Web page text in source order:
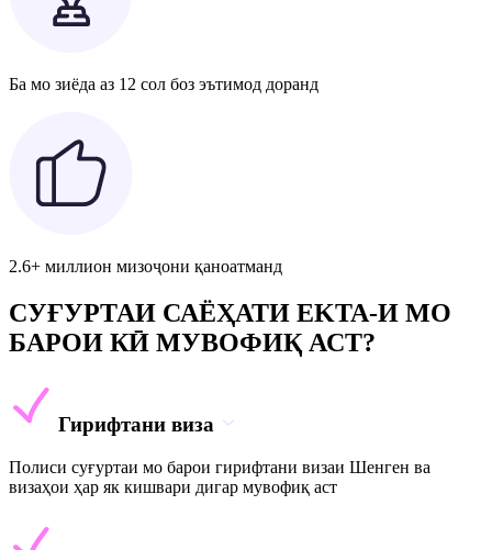
Ба мо зиёда аз 12 сол боз эътимод доранд
2.6+ миллион мизоҷони қаноатманд
СУҒУРТАИ САЁҲАТИ EKTA-И МО
БАРОИ КӢ МУВОФИҚ АСТ?
Гирифтани виза
Полиси суғуртаи мо барои гирифтани визаи Шенген ва
визаҳои ҳар як кишвари дигар мувофиқ аст